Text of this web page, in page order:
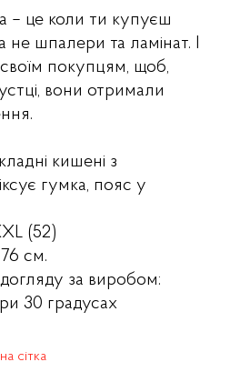
– це коли ти купуєш
шпалери та ламінат. І
покупцям, щоб,
вони отримали
кишені з
гумка, пояс у
(52)
см.
за виробом:
30 градусах
сітка